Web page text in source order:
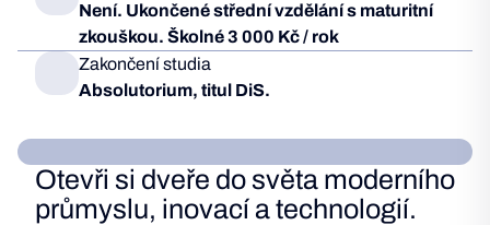
Není. Ukončené střední vzdělání s maturitní
zkouškou. Školné 3 000 Kč / rok
Zakončení studia
Absolutorium, titul DiS.
Otevři si dveře do světa moderního
průmyslu, inovací a technologií.